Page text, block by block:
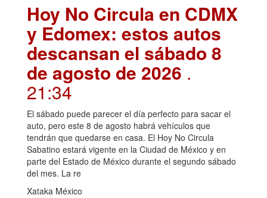
Hoy No Circula en CDMX
y Edomex: estos autos
descansan el sábado 8
de agosto de 2026 .
21:34
El sábado puede parecer el día perfecto para sacar el
auto, pero este 8 de agosto habrá vehículos que
tendrán que quedarse en casa. El Hoy No Circula
Sabatino estará vigente en la Ciudad de México y en
parte del Estado de México durante el segundo sábado
del mes. La re
Xataka México